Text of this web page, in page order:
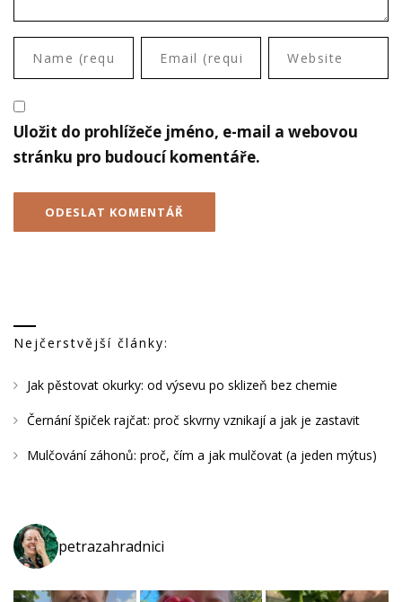
Uložit do prohlížeče jméno, e-mail a webovou
stránku pro budoucí komentáře.
Nejčerstvější články:
Jak pěstovat okurky: od výsevu po sklizeň bez chemie
Černání špiček rajčat: proč skvrny vznikají a jak je zastavit
Mulčování záhonů: proč, čím a jak mulčovat (a jeden mýtus)
petrazahradnici